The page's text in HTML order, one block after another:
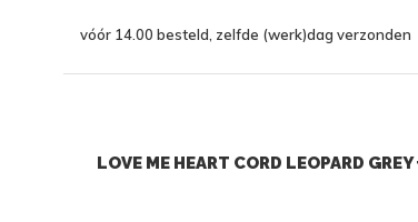
vóór 14.00 besteld, zelfde (werk)dag verzonden
LOVE ME HEART CORD LEOPARD GREY